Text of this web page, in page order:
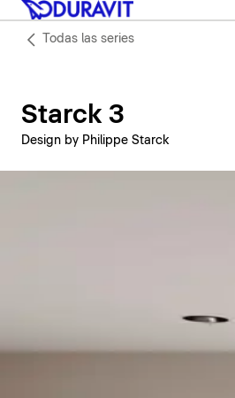
Todas las series
Starck 3
Design by Philippe Starck